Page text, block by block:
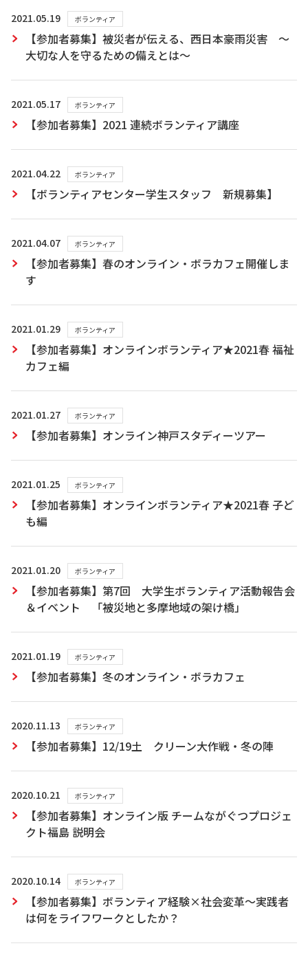
2021.05.19 ボランティア
【参加者募集】被災者が伝える、西日本豪雨災害 〜
大切な人を守るための備えとは〜
2021.05.17 ボランティア
【参加者募集】2021 連続ボランティア講座
2021.04.22 ボランティア
【ボランティアセンター学生スタッフ 新規募集】
2021.04.07 ボランティア
【参加者募集】春のオンライン・ボラカフェ開催しま
す
2021.01.29 ボランティア
【参加者募集】オンラインボランティア★2021春 福祉
カフェ編
2021.01.27 ボランティア
【参加者募集】オンライン神戸スタディーツアー
2021.01.25 ボランティア
【参加者募集】オンラインボランティア★2021春 子ど
も編
2021.01.20 ボランティア
【参加者募集】第7回 大学生ボランティア活動報告会
＆イベント 「被災地と多摩地域の架け橋」
2021.01.19 ボランティア
【参加者募集】冬のオンライン・ボラカフェ
2020.11.13 ボランティア
【参加者募集】12/19土 クリーン大作戦・冬の陣
2020.10.21 ボランティア
【参加者募集】オンライン版 チームながぐつプロジェ
クト福島 説明会
2020.10.14 ボランティア
【参加者募集】ボランティア経験×社会変革～実践者
は何をライフワークとしたか？